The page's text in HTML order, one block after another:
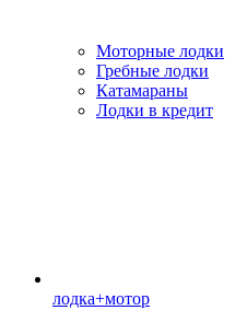
Моторные лодки
Гребные лодки
Катамараны
Лодки в кредит
лодка+мотор